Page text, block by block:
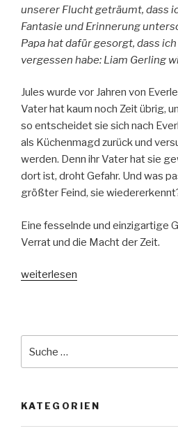
unserer Flucht geträumt, dass
Fantasie und Erinnerung
Papa hat dafür gesorgt, dass
vergessen habe: Liam Gerling
Jules wurde vor Jahren von
Vater hat kaum noch Zeit übrig,
so entscheidet sie sich nach
als Küchenmagd zurück und
werden. Denn ihr Vater hat sie
dort ist, droht Gefahr. Und was
größter Feind, sie
Eine fesselnde und einzigartige
Verrat und die Macht der Zeit.
„Everless
Liebe“
weiterlesen
nach:
KATEGORIEN